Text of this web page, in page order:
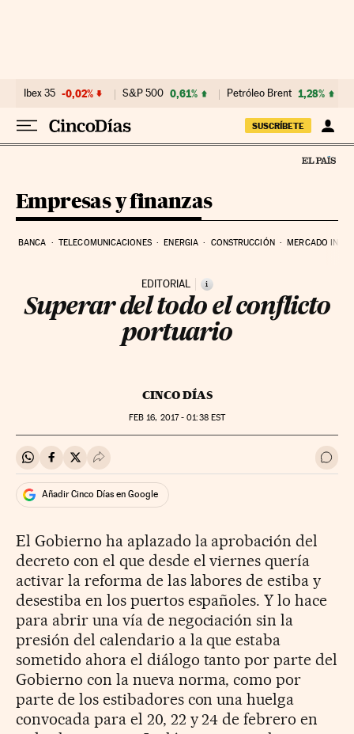
Ibex 35 -0,02% S&P 500 0,61% Petróleo Brent 1,28%
SUSCRÍBETE
Empresas y finanzas
BANCA TELECOMUNICACIONES ENERGIA CONSTRUCCIÓN MERCADO
EDITORIAL i
Superar del todo el conflicto
portuario
CINCO DÍAS
FEB 16, 2017 - 01:38EST
Compartir en Whatsapp
Compartir en Facebook
Compartir en Twitter
Desplegar Redes Sociales Ir a
Añadir Cinco Días en Google
El Gobierno ha aplazado la aprobación del
decreto con el que desde el viernes quería
activar la reforma de las labores de estiba y
desestiba en los puertos españoles. Y lo hace
para abrir una vía de negociación sin la
presión del calendario a la que estaba
sometido ahora el diálogo tanto por parte del
Gobierno con la nueva norma, como por
parte de los estibadores con una huelga
convocada para el 20, 22 y 24 de febrero en